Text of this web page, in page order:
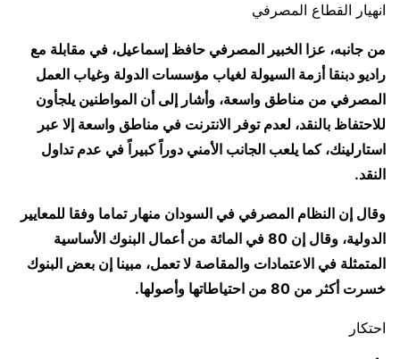
انهيار القطاع المصرفي
من جانبه، عزا الخبير المصرفي حافظ إسماعيل، في مقابلة مع
راديو دبنقا أزمة السيولة لغياب مؤسسات الدولة وغياب العمل
المصرفي من مناطق واسعة، وأشار إلى أن المواطنين يلجأون
للاحتفاظ بالنقد، لعدم توفر الانترنت في مناطق واسعة إلا عبر
استارلينك، كما يلعب الجانب الأمني دوراً كبيراً في عدم تداول
النقد.
وقال إن النظام المصرفي في السودان منهار تماما وفقا للمعايير
الدولية، وقال إن 80 في المائة من أعمال البنوك الأساسية
المتمثلة في الاعتمادات والمقاصة لا تعمل، مبينا إن بعض البنوك
خسرت أكثر من 80 من احتياطاتها وأصولها.
احتكار